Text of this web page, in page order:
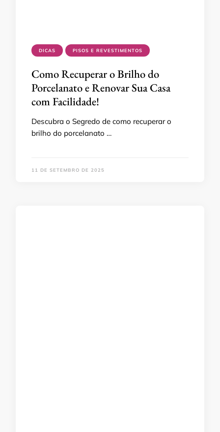
DICAS PISOS E REVESTIMENTOS
Como Recuperar o Brilho do
Porcelanato e Renovar Sua Casa
com Facilidade!
Descubra o Segredo de como recuperar o
brilho do porcelanato …
11 DE SETEMBRO DE 2025